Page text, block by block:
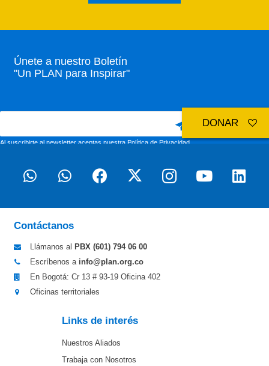
Únete a nuestro Boletín
"Un PLAN para Inspirar"
Al suscribirte al newsletter aceptas nuestraPolítica de Privacidad
Contáctanos
Llámanos al PBX (601) 794 06 00
Escríbenos a info@plan.org.co
En Bogotá: Cr 13 # 93-19 Oficina 402
Oficinas territoriales
Links de interés
Nuestros Aliados
Trabaja con Nosotros
DONAR